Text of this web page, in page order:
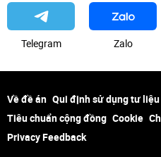
Telegram Zalo
Về đề án Qui định sử dụng tư liệu
Tiêu chuẩn cộng đồng Cookie
Privacy Feedback